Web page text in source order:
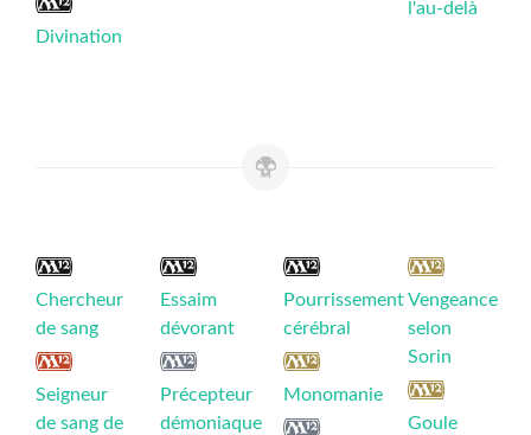
Divination
l'au-delà
Chercheur
de sang
Seigneur
de sang de
Essaim
dévorant
Précepteur
démoniaque
Pourrissement
cérébral
Monomanie
Vengeance
selon
Sorin
Goule